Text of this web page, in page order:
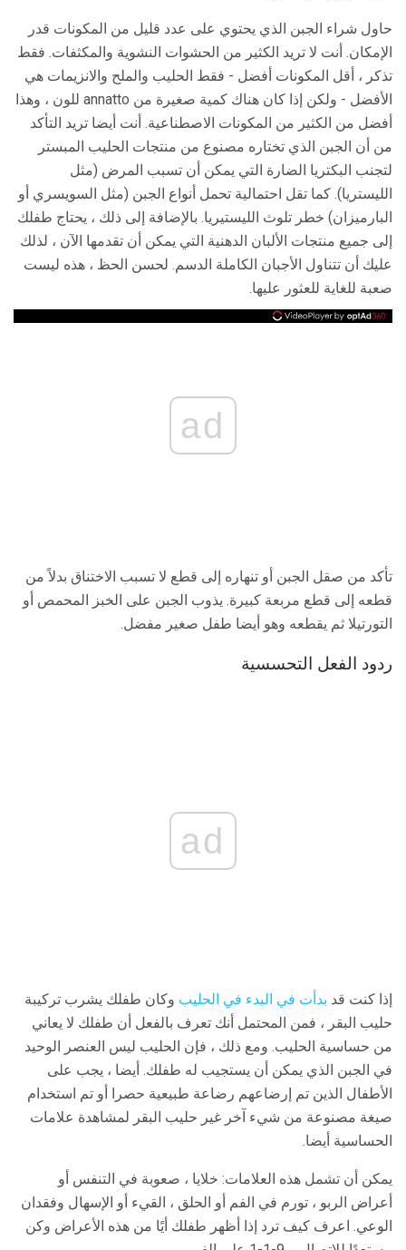
حاول شراء الجبن الذي يحتوي على عدد قليل من المكونات قدر
الإمكان. أنت لا تريد الكثير من الحشوات النشوية والمكثفات. فقط
تذكر ، أقل المكونات أفضل - فقط الحليب والملح والانزيمات هي
الأفضل - ولكن إذا كان هناك كمية صغيرة من annatto للون ، وهذا
أفضل من الكثير من المكونات الاصطناعية. أنت أيضا تريد التأكد
من أن الجبن الذي تختاره مصنوع من منتجات الحليب المبستر
لتجنب البكتريا الضارة التي يمكن أن تسبب المرض (مثل
الليستريا). كما تقل احتمالية تحمل أنواع الجبن (مثل السويسري أو
البارميزان) خطر تلوث الليستيريا. بالإضافة إلى ذلك ، يحتاج طفلك
إلى جميع منتجات الألبان الدهنية التي يمكن أن تقدمها الآن ، لذلك
عليك أن تتناول الأجبان الكاملة الدسم. لحسن الحظ ، هذه ليست
صعبة للغاية للعثور عليها.
ad
تأكد من صقل الجبن أو تنهاره إلى قطع لا تسبب الاختناق بدلاً من
قطعه إلى قطع مربعة كبيرة. يذوب الجبن على الخبز المحمص أو
التورتيلا ثم يقطعه وهو أيضا طفل صغير مفضل.
ردود الفعل التحسسية
ad
إذا كنت قد بدأت في البدء في الحليب وكان طفلك يشرب تركيبة
حليب البقر ، فمن المحتمل أنك تعرف بالفعل أن طفلك لا يعاني
من حساسية الحليب. ومع ذلك ، فإن الحليب ليس العنصر الوحيد
في الجبن الذي يمكن أن يستجيب له طفلك. أيضا ، يجب على
الأطفال الذين تم إرضاعهم رضاعة طبيعية حصرا أو تم استخدام
صيغة مصنوعة من شيء آخر غير حليب البقر لمشاهدة علامات
الحساسية أيضا.
يمكن أن تشمل هذه العلامات: خلايا ، صعوبة في التنفس أو
أعراض الربو ، تورم في الفم أو الحلق ، القيء أو الإسهال وفقدان
الوعي. اعرف كيف ترد إذا أظهر طفلك أيًا من هذه الأعراض وكن